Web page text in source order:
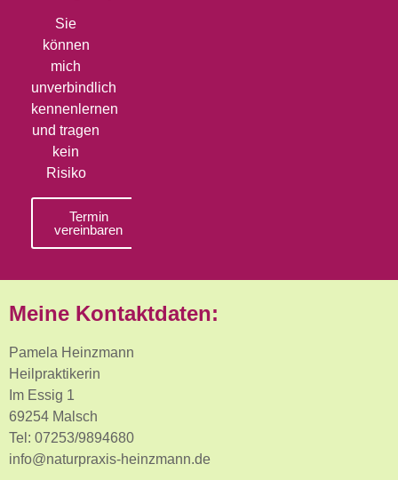
Sie
können
mich
unverbindlich
kennenlernen
und tragen
kein
Risiko
Termin
vereinbaren
Meine Kontaktdaten:
Pamela Heinzmann
Heilpraktikerin
Im Essig 1
69254 Malsch
Tel: 07253/9894680
info@naturpraxis-heinzmann.de